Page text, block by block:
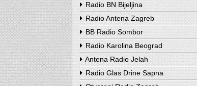
Radio BN Bijeljina
Radio Antena Zagreb
BB Radio Sombor
Radio Karolina Beograd
Antena Radio Jelah
Radio Glas Drine Sapna